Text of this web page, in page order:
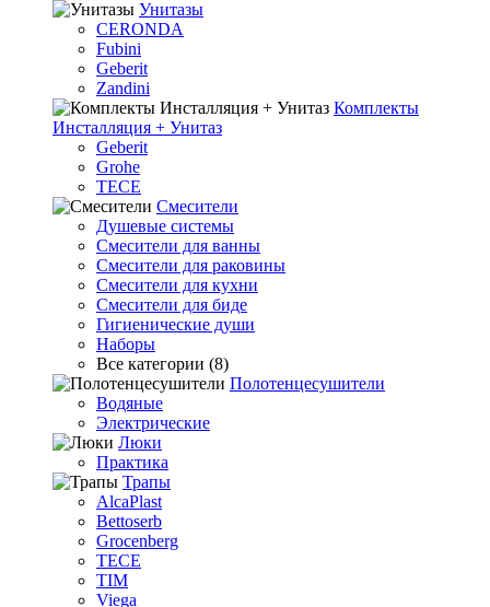
Унитазы
CERONDA
Fubini
Geberit
Zandini
Комплекты
Инсталляция + Унитаз
Geberit
Grohe
TECE
Смесители
Душевые системы
Смесители для ванны
Смесители для раковины
Смесители для кухни
Смесители для биде
Гигиенические души
Наборы
Все категории (8)
Полотенцесушители
Водяные
Электрические
Люки
Практика
Трапы
AlcaPlast
Bettoserb
Grocenberg
TECE
TIM
Viega